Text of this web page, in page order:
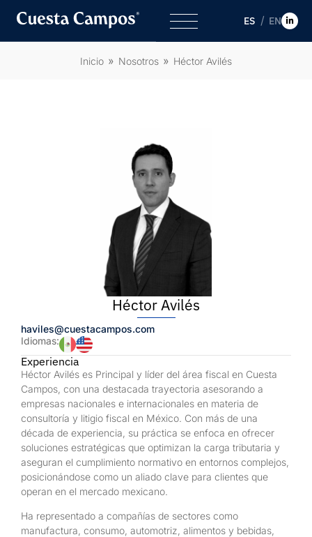
ES EN
Inicio Nosotros Héctor Avilés
Héctor Avilés
haviles@cuestacampos.com
Idiomas:
Experiencia
Héctor Avilés es Principal y líder del área fiscal en Cuesta
Campos, con una destacada trayectoria asesorando a
empresas nacionales e internacionales en materia de
consultoría y litigio fiscal en México. Con más de una
década de experiencia, su práctica se enfoca en ofrecer
soluciones estratégicas que optimizan la carga tributaria y
aseguran el cumplimiento normativo en entornos complejos,
posicionándose como un aliado clave para clientes que
operan en el mercado mexicano.
Ha representado a compañías de sectores como
manufactura, consumo, automotriz, alimentos y bebidas,